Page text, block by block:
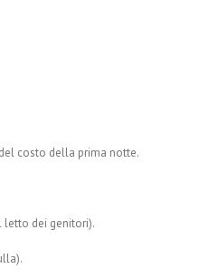
costo della prima notte.
letto dei genitori).